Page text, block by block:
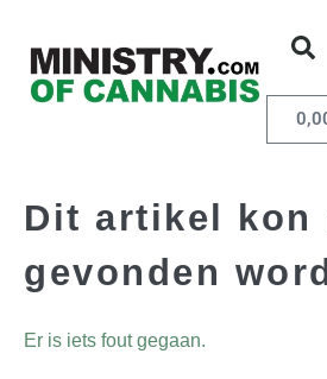
Dit artikel kon
gevonden
Er is iets fout gegaan.